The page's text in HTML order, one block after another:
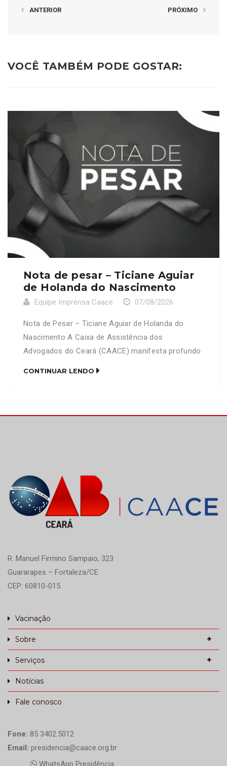
ANTERIOR PRÓXIMO
VOCÊ TAMBÉM PODE GOSTAR:
Nota de pesar – Ticiane Aguiar
de Holanda do Nascimento
Equipe Imprensa Caace 07/08/2026
Nota de Pesar – Ticiane Aguiar de Holanda do
Nascimento A Caixa de Assistência dos
Advogados do Ceará (CAACE) manifesta profundo
CONTINUAR LENDO
R. Manuel Firmino Sampaio, 323
Guararapes – Fortaleza/CE
CEP: 60810-015
Vacinação
Sobre
Serviços
Notícias
Fale conosco
Fone: 85 3402.5012
Email: presidencia@caace.org.br
WhatsApp Presidência